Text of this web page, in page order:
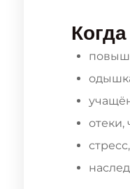
отеки,